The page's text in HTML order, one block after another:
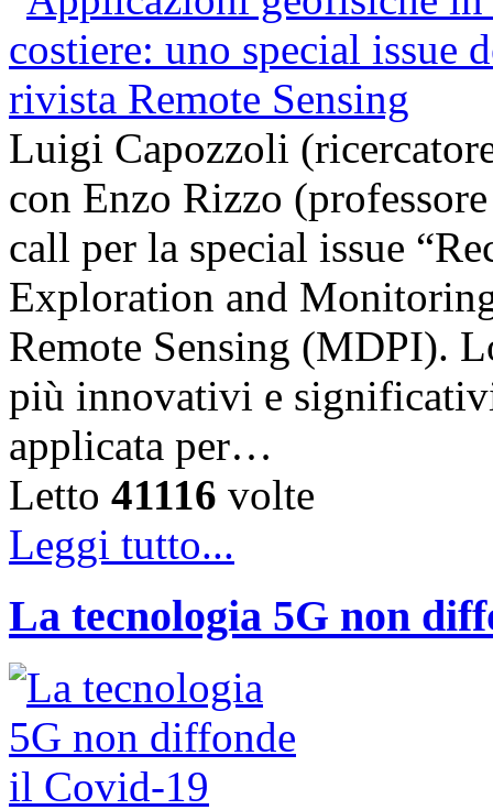
Luigi Capozzoli
con Enzo Rizzo
call per la special issue
Exploration and
Remote Sensing (MDPI).
più innovativi e
applicata per…
Letto 41116 volte
Leggi tutto...
La tecnologia 5G non